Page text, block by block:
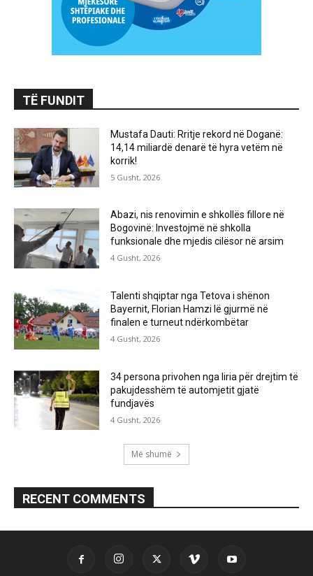
TË FUNDIT
Mustafa Dauti: Rritje rekord në Doganë:
14,14 miliardë denarë të hyra vetëm në
korrik!
5 Gusht, 2026
Abazi, nis renovimin e shkollës fillore në
Bogovinë: Investojmë në shkolla
funksionale dhe mjedis cilësor në arsim
4 Gusht, 2026
Talenti shqiptar nga Tetova i shënon
Bayernit, Florian Hamzi lë gjurmë në
finalen e turneut ndërkombëtar
4 Gusht, 2026
34 persona privohen nga liria për drejtim të
pakujdesshëm të automjetit gjatë
fundjavës
4 Gusht, 2026
Më shumë
RECENT COMMENTS